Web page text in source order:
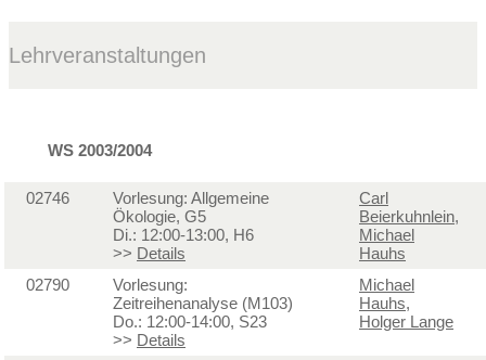
Lehrveranstaltungen
WS 2003/2004
02746
Vorlesung: Allgemeine
Ökologie, G5
Di.: 12:00-13:00, H6
>> Details
Carl
Beierkuhnlein,
Michael
Hauhs
02790
Vorlesung:
Zeitreihenanalyse (M103)
Do.: 12:00-14:00, S23
>> Details
Michael
Hauhs,
Holger Lange